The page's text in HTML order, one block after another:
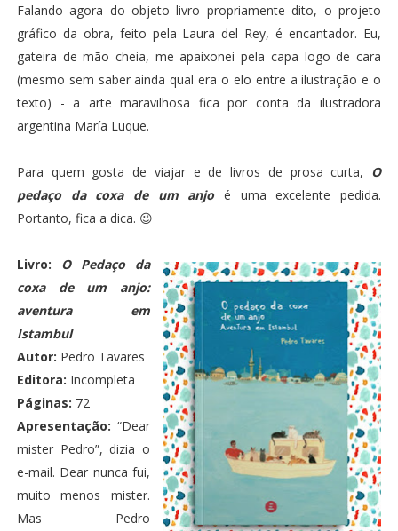
Falando agora do objeto livro propriamente dito, o projeto
gráfico da obra, feito pela Laura del Rey, é encantador. Eu,
gateira de mão cheia, me apaixonei pela capa logo de cara
(mesmo sem saber ainda qual era o elo entre a ilustração e o
texto) - a arte maravilhosa fica por conta da ilustradora
argentina María Luque.
Para quem gosta de viajar e de livros de prosa curta, O
pedaço da coxa de um anjoé uma excelente pedida.
Portanto, fica a dica. 😉
Livro: O Pedaço da
coxa de um anjo:
aventura em
Istambul
Autor: Pedro Tavares
Editora: Incompleta
Páginas: 72
Apresentação: “Dear
mister Pedro”, dizia o
e-mail. Dear nunca fui,
muito menos mister.
Mas Pedro